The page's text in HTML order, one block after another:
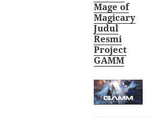
Mage of
Magicary
Judul
Resmi
Project
GAMM